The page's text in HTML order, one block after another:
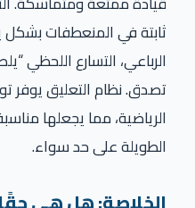
ثابتة في المنعطفات بشكل
الرباعي، التسارع اللحظي
تصدق. نظام التعليق يوفر
الرياضية، مما يجعلها
الطويلة على حد سواء.